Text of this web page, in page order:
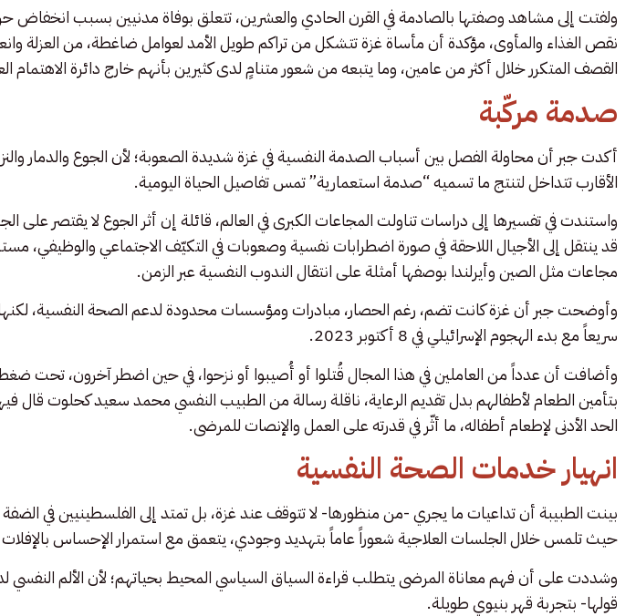
ولفتت إلى مشاهد وصفتها بالصادمة في القرن الحادي والعشرين، تتعلق بوفاة مدنيين بسبب انخفاض
نقص الغذاء والمأوى، مؤكدة أن مأساة غزة تتشكل من تراكم طويل الأمد لعوامل ضاغطة، من العزلة
القصف المتكرر خلال أكثر من عامين، وما يتبعه من شعور متنامٍ لدى كثيرين بأنهم خارج دائرة الاهتمام
صدمة مركّبة
أكدت جبر أن محاولة الفصل بين أسباب الصدمة النفسية في غزة شديدة الصعوبة؛ لأن الجوع والدمار
الأقارب تتداخل لتنتج ما تسميه “صدمة استعمارية” تمس تفاصيل الحياة اليومية.
واستندت في تفسيرها إلى دراسات تناولت المجاعات الكبرى في العالم، قائلة إن أثر الجوع لا يقتصر على
قد ينتقل إلى الأجيال اللاحقة في صورة اضطرابات نفسية وصعوبات في التكيّف الاجتماعي والوظيفي،
مجاعات مثل الصين وأيرلندا بوصفها أمثلة على انتقال الندوب النفسية عبر الزمن.
وأوضحت جبر أن غزة كانت تضم، رغم الحصار، مبادرات ومؤسسات محدودة لدعم الصحة النفسية، لكنها
سريعاً مع بدء الهجوم الإسرائيلي في 8 أكتوبر 2023.
وأضافت أن عدداً من العاملين في هذا المجال قُتلوا أو أُصيبوا أو نزحوا، في حين اضطر آخرون، تحت ضغط
بتأمين الطعام لأطفالهم بدل تقديم الرعاية، ناقلة رسالة من الطبيب النفسي محمد سعيد كحلوت قال
الحد الأدنى لإطعام أطفاله، ما أثّر في قدرته على العمل والإنصات للمرضى.
انهيار خدمات الصحة النفسية
بينت الطبيبة أن تداعيات ما يجري -من منظورها- لا تتوقف عند غزة، بل تمتد إلى الفلسطينيين في الضفة
حيث تلمس خلال الجلسات العلاجية شعوراً عاماً بتهديد وجودي، يتعمق مع استمرار الإحساس
وشددت على أن فهم معاناة المرضى يتطلب قراءة السياق السياسي المحيط بحياتهم؛ لأن الألم
قولها- بتجربة قهر بنيوي طويلة.